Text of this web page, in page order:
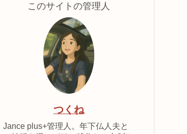
このサイトの管理人
つくね
Jance plus+管理人。年下仏人夫と